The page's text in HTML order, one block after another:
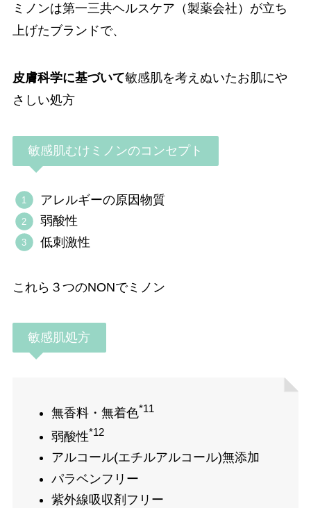
ミノンは第一三共ヘルスケア（製薬会社）が立ち
上げたブランドで、
皮膚科学に基づいて敏感肌を考えぬいたお肌にや
さしい処方
敏感肌むけミノンのコンセプト
アレルギーの原因物質
弱酸性
低刺激性
これら３つのNONでミノン
敏感肌処方
無香料・無着色*11
弱酸性*12
アルコール(エチルアルコール)無添加
パラベンフリー
紫外線吸収剤フリー